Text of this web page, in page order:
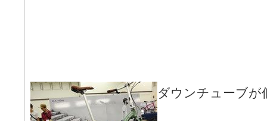
ダウンチューブが